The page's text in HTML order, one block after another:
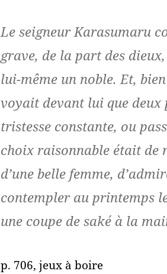
Le seigneur Karasumaru
grave, de la part des
lui-même un noble. Et,
voyait devant lui que deux
tristesse constante, ou
choix raisonnable était de
d’une belle femme,
contempler au printemps
une coupe de saké à la
p. 706, jeux à boire